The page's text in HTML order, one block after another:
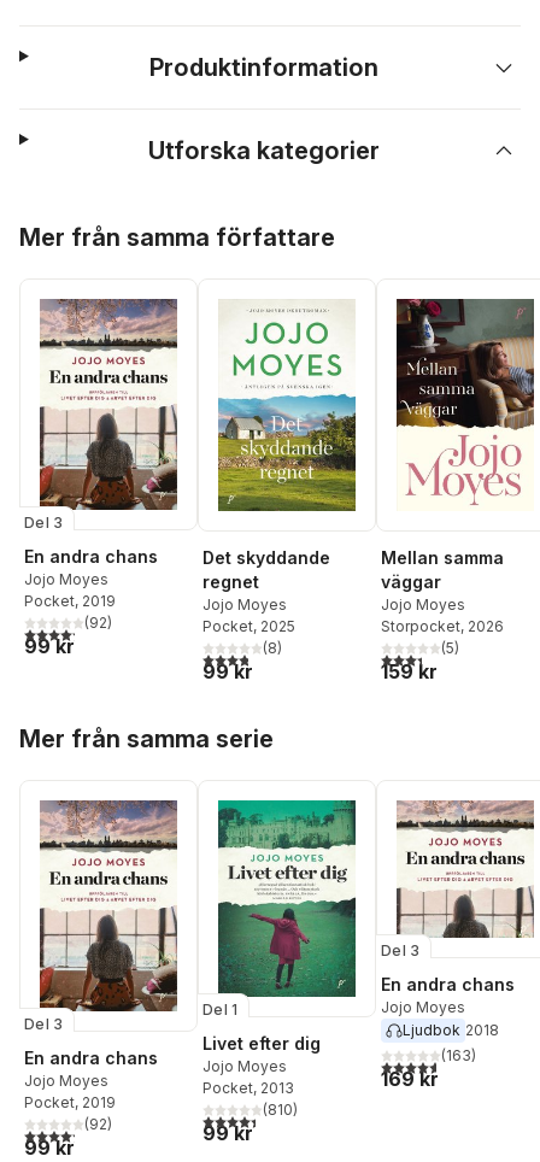
Produktinformation
Utforska kategorier
Mer från samma författare
Del 3
En andra chans
Jojo Moyes
Pocket, 2019
4,2utav 5 stjärnor. Totalt antal röster:
(92)
99 kr
Det skyddande
regnet
Jojo Moyes
Pocket, 2025
3,8utav 5 stjärnor. Totalt antal röster:
(8)
99 kr
Mellan samma
väggar
Jojo Moyes
Storpocket, 2026
3,4utav 5 stjärnor.
(5)
159 kr
Mer från samma serie
Del 3
En andra chans
Jojo Moyes
Pocket, 2019
4,2utav 5 stjärnor. Totalt antal röster:
(92)
99 kr
Del 1
Livet efter dig
Jojo Moyes
Pocket, 2013
4,4utav 5 stjärnor. Totalt antal röster:
(810)
99 kr
Del 3
En andra chans
Jojo Moyes
Ljudbok 2018
4,6utav 5 stjärnor.
(163)
169 kr